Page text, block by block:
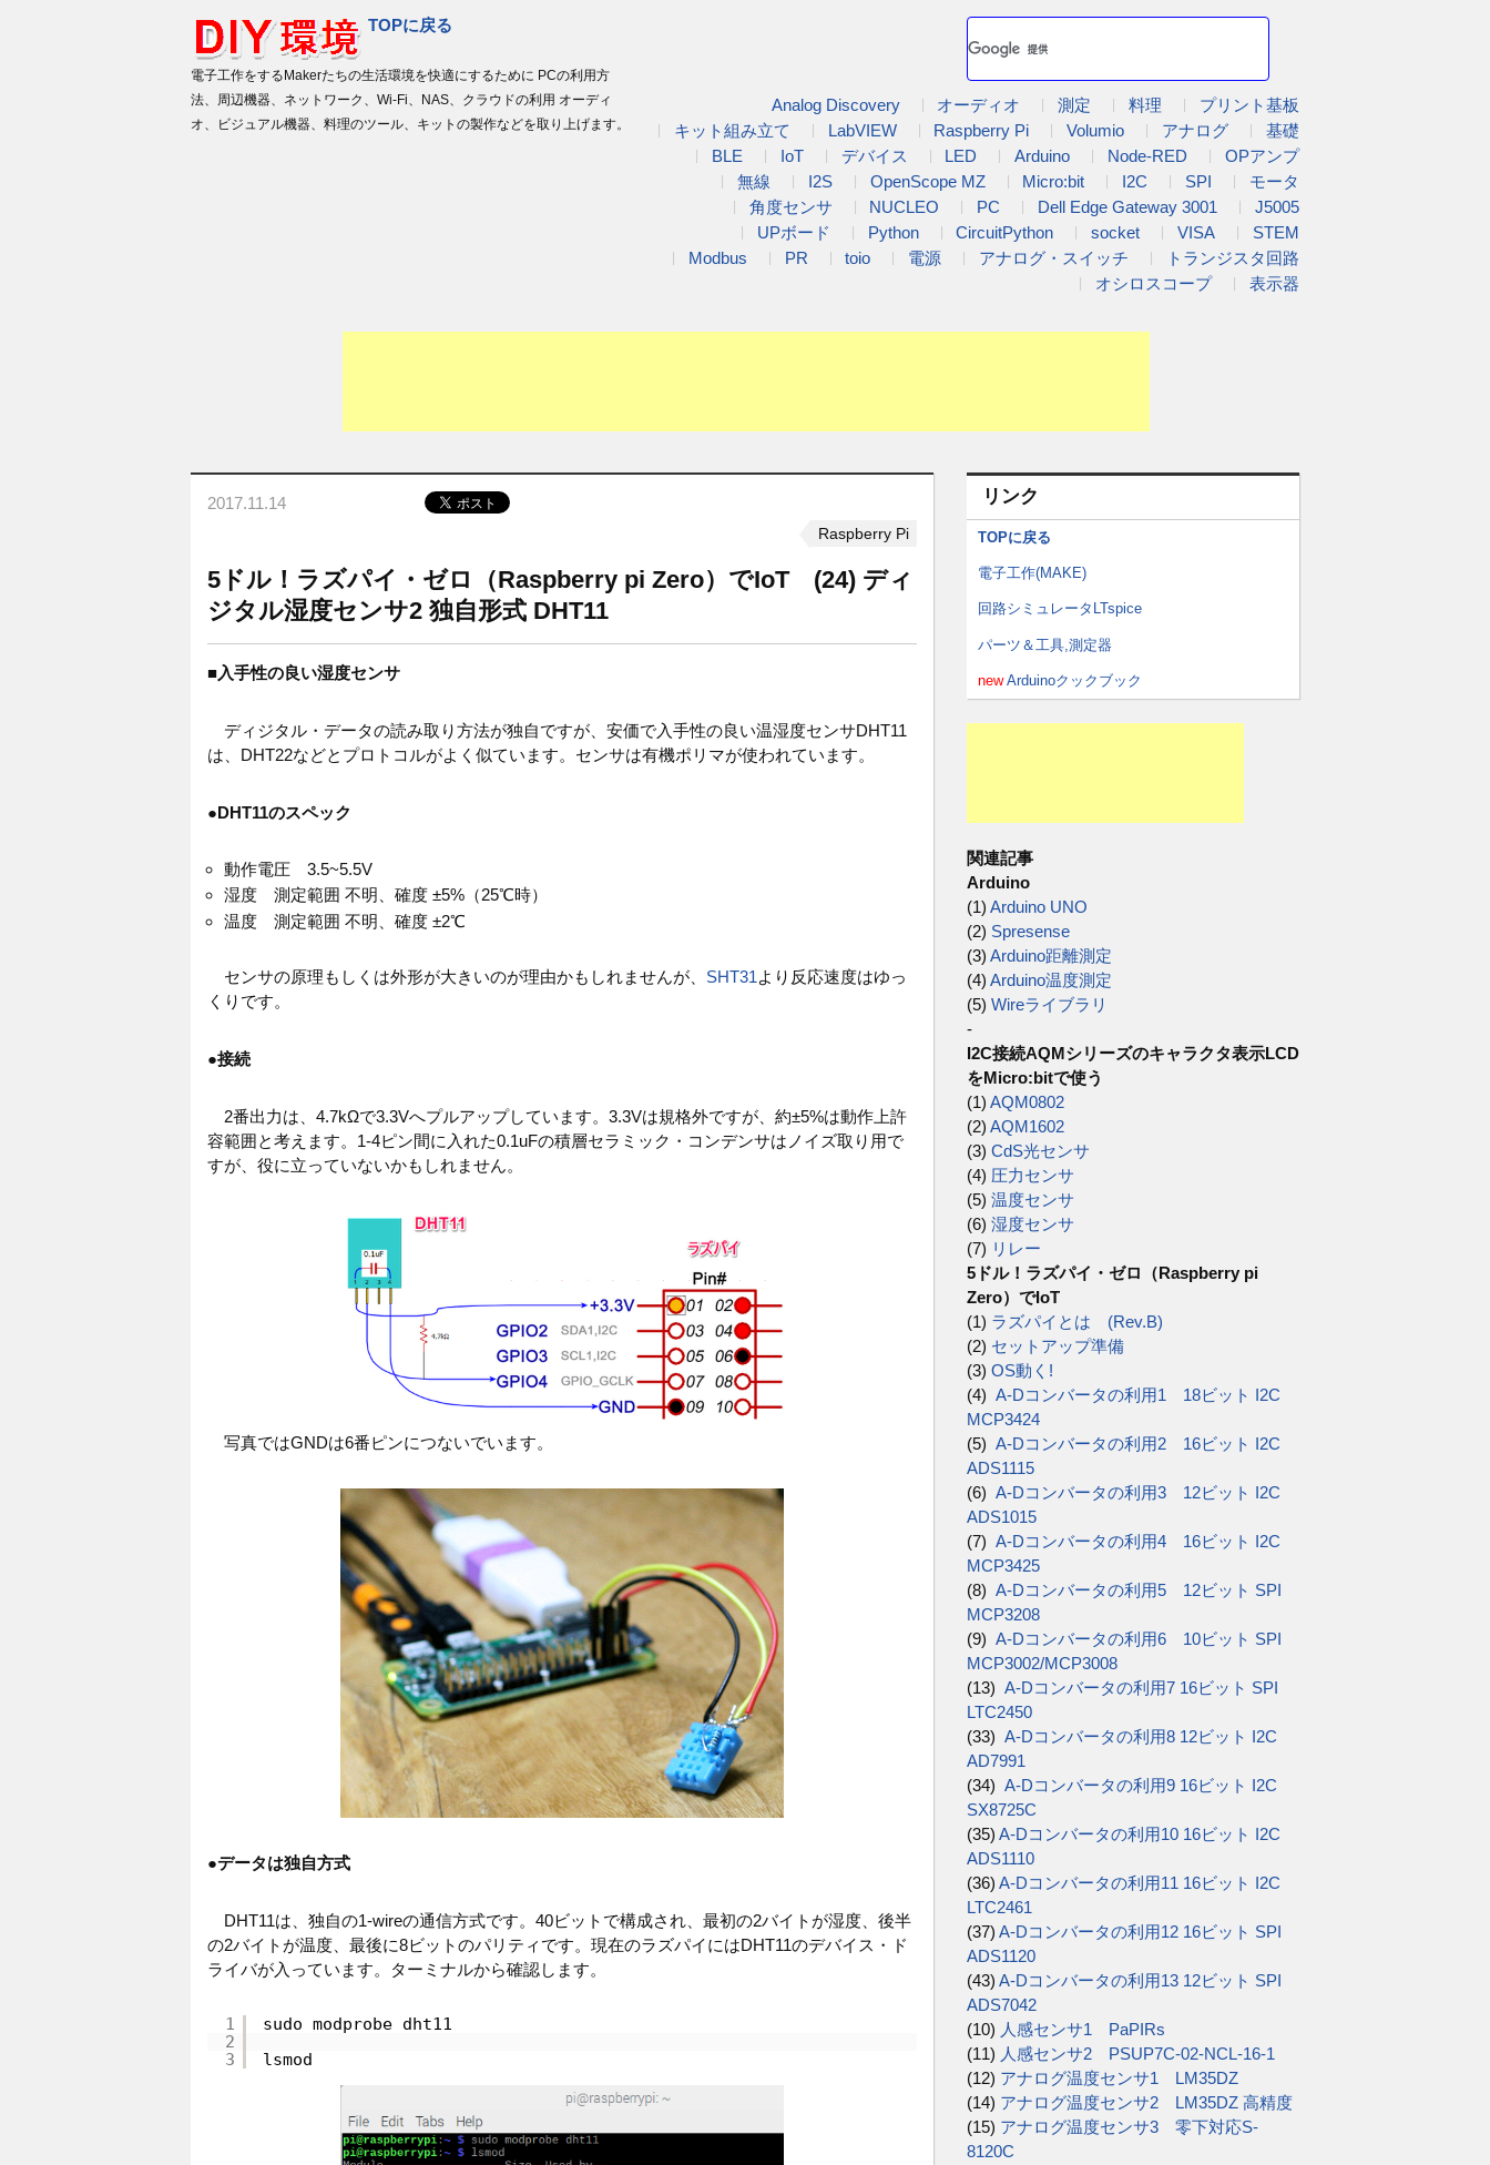
TOPに戻る
電子工作をするMakerたちの生活環境を快適にするために PCの利用方
法、周辺機器、ネットワーク、Wi-Fi、NAS、クラウドの利用 オーディ
オ、ビジュアル機器、料理のツール、キットの製作などを取り上げます。
Analog Discovery オーディオ 測定 料理
プリント基板
キット組み立て
LabVIEW Raspberry Pi Volumio アナログ
基礎
BLE
IoT デバイス LED Arduino Node-RED
OPアンプ
無線
I2S OpenScope MZ Micro:bit I2C SPI
モータ
角度センサ
NUCLEO PC Dell Edge Gateway 3001
J5005
UPボード
Python CircuitPython socket VISA
STEM
Modbus
PR toio 電源 アナログ・スイッチ
トランジスタ回路
オシロスコープ
表示器
2017.11.14
Raspberry Pi
5ドル！ラズパイ・ゼロ（Raspberry pi Zero）でIoT (24) ディ
ジタル湿度センサ2 独自形式 DHT11
■入手性の良い湿度センサ
ディジタル・データの読み取り方法が独自ですが、安価で入手性の良い温湿度センサDHT11
は、DHT22などとプロトコルがよく似ています。センサは有機ポリマが使われています。
●DHT11のスペック
動作電圧 3.5~5.5V
湿度 測定範囲 不明、確度 ±5%（25℃時）
温度 測定範囲 不明、確度 ±2℃
センサの原理もしくは外形が大きいのが理由かもしれませんが、 SHT31より反応速度はゆっ
くりです。
●接続
2番出力は、4.7kΩで3.3Vへプルアップしています。3.3Vは規格外ですが、約±5%は動作上許
容範囲と考えます。1-4ピン間に入れた0.1uFの積層セラミック・コンデンサはノイズ取り用で
すが、役に立っていないかもしれません。
写真ではGNDは6番ピンにつないでいます。
●データは独自方式
DHT11は、独自の1-wireの通信方式です。40ビットで構成され、最初の2バイトが湿度、後半
の2バイトが温度、最後に8ビットのパリティです。現在のラズパイにはDHT11のデバイス・ド
ライバが入っています。ターミナルから確認します。
1
2
3
sudo modprobe dht11
lsmod
リンク
TOPに戻る
電子工作(MAKE)
回路シミュレータLTspice
パーツ＆工具,測定器
newArduinoクックブック
関連記事
Arduino
(1) Arduino UNO
(2) Spresense
(3) Arduino距離測定
(4) Arduino温度測定
(5) Wireライブラリ
-
I2C接続AQMシリーズのキャラクタ表示LCD
をMicro:bitで使う
(1) AQM0802
(2) AQM1602
(3) CdS光センサ
(4) 圧力センサ
(5) 温度センサ
(6) 湿度センサ
(7) リレー
5ドル！ラズパイ・ゼロ（Raspberry pi
Zero）でIoT
(1) ラズパイとは (Rev.B)
(2) セットアップ準備
(3) OS動く!
(4) A-Dコンバータの利用1 18ビット I2C
MCP3424
(5) A-Dコンバータの利用2 16ビット I2C
ADS1115
(6) A-Dコンバータの利用3 12ビット I2C
ADS1015
(7) A-Dコンバータの利用4 16ビット I2C
MCP3425
(8) A-Dコンバータの利用5 12ビット SPI
MCP3208
(9) A-Dコンバータの利用6 10ビット SPI
MCP3002/MCP3008
(13) A-Dコンバータの利用7 16ビット SPI
LTC2450
(33) A-Dコンバータの利用8 12ビット I2C
AD7991
(34) A-Dコンバータの利用9 16ビット I2C
SX8725C
(35) A-Dコンバータの利用10 16ビット I2C
ADS1110
(36) A-Dコンバータの利用11 16ビット I2C
LTC2461
(37) A-Dコンバータの利用12 16ビット SPI
ADS1120
(43) A-Dコンバータの利用13 12ビット SPI
ADS7042
(10) 人感センサ1 PaPIRs
(11) 人感センサ2 PSUP7C-02-NCL-16-1
(12) アナログ温度センサ1 LM35DZ
(14) アナログ温度センサ2 LM35DZ 高精度
(15) アナログ温度センサ3 零下対応S-
8120C